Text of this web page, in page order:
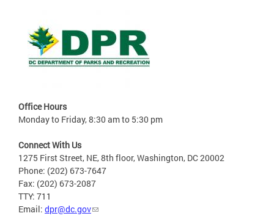
Office Hours
Monday to Friday, 8:30 am to 5:30 pm
Connect With Us
1275 First Street, NE, 8th floor, Washington, DC 20002
Phone: (202) 673-7647
Fax: (202) 673-2087
TTY: 711
Email: dpr@dc.gov